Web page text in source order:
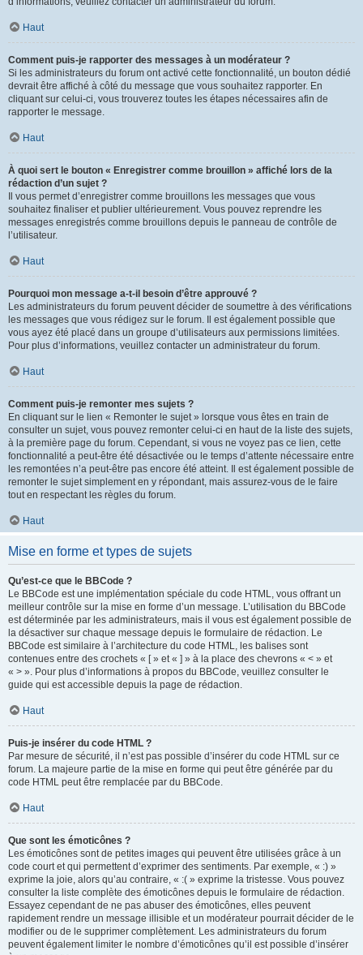
Haut
Comment puis-je rapporter des messages à un modérateur ?
Si les administrateurs du forum ont activé cette fonctionnalité, un bouton dédié
devrait être affiché à côté du message que vous souhaitez rapporter. En
cliquant sur celui-ci, vous trouverez toutes les étapes nécessaires afin de
rapporter le message.
Haut
À quoi sert le bouton « Enregistrer comme brouillon » affiché lors de la
rédaction d’un sujet ?
Il vous permet d’enregistrer comme brouillons les messages que vous
souhaitez finaliser et publier ultérieurement. Vous pouvez reprendre les
messages enregistrés comme brouillons depuis le panneau de contrôle de
l’utilisateur.
Haut
Pourquoi mon message a-t-il besoin d’être approuvé ?
Les administrateurs du forum peuvent décider de soumettre à des vérifications
les messages que vous rédigez sur le forum. Il est également possible que
vous ayez été placé dans un groupe d’utilisateurs aux permissions limitées.
Pour plus d’informations, veuillez contacter un administrateur du forum.
Haut
Comment puis-je remonter mes sujets ?
En cliquant sur le lien « Remonter le sujet » lorsque vous êtes en train de
consulter un sujet, vous pouvez remonter celui-ci en haut de la liste des sujets,
à la première page du forum. Cependant, si vous ne voyez pas ce lien, cette
fonctionnalité a peut-être été désactivée ou le temps d’attente nécessaire entre
les remontées n’a peut-être pas encore été atteint. Il est également possible de
remonter le sujet simplement en y répondant, mais assurez-vous de le faire
tout en respectant les règles du forum.
Haut
Mise en forme et types de sujets
Qu’est-ce que le BBCode ?
Le BBCode est une implémentation spéciale du code HTML, vous offrant un
meilleur contrôle sur la mise en forme d’un message. L’utilisation du BBCode
est déterminée par les administrateurs, mais il vous est également possible de
la désactiver sur chaque message depuis le formulaire de rédaction. Le
BBCode est similaire à l’architecture du code HTML, les balises sont
contenues entre des crochets « [ » et « ] » à la place des chevrons « < » et
« > ». Pour plus d’informations à propos du BBCode, veuillez consulter le
guide qui est accessible depuis la page de rédaction.
Haut
Puis-je insérer du code HTML ?
Par mesure de sécurité, il n’est pas possible d’insérer du code HTML sur ce
forum. La majeure partie de la mise en forme qui peut être générée par du
code HTML peut être remplacée par du BBCode.
Haut
Que sont les émoticônes ?
Les émoticônes sont de petites images qui peuvent être utilisées grâce à un
code court et qui permettent d’exprimer des sentiments. Par exemple, « :) »
exprime la joie, alors qu’au contraire, « :( » exprime la tristesse. Vous pouvez
consulter la liste complète des émoticônes depuis le formulaire de rédaction.
Essayez cependant de ne pas abuser des émoticônes, elles peuvent
rapidement rendre un message illisible et un modérateur pourrait décider de le
modifier ou de le supprimer complètement. Les administrateurs du forum
peuvent également limiter le nombre d’émoticônes qu’il est possible d’insérer